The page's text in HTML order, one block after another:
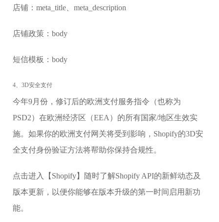
店铺：meta_title、meta_description
店铺政策：body
短信模板：body
4、3D安全支付
今年9月份，修订后的欧洲支付服务指令（也称为
PSD2）在欧洲经济区（EEA）的所有国家/地区生效实
施。如果你的欧洲支付网关将受到影响，Shopify的3D安
全支付身份验证方法将帮助你保持合规性。
点击进入【Shopify】随时了解Shopify API的新鲜动态及
版本更新，以便你能够在版本升级的第一时间启用新功
能。